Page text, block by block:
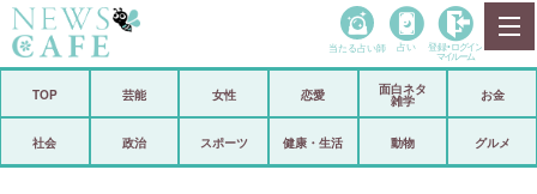
政治
当たる占い師 占い 登録• ログイン
マイルーム
TOP 芸能 女性 恋愛
面白ネタ
雑学
お金
社会 政治 スポーツ 健康・生活 動物 グルメ